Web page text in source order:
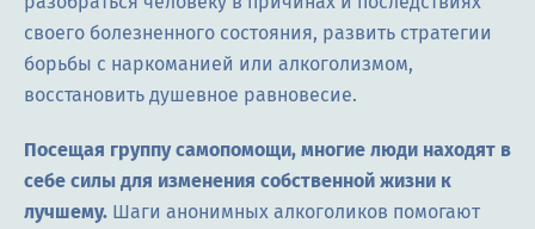
своего болезненного состояния, развить стратегии
борьбы с наркоманией или алкоголизмом,
восстановить душевное равновесие.
Посещая группу самопомощи, многие люди находят в
себе силы для изменения собственной жизни к
лучшему. Шаги анонимных алкоголиков помогают